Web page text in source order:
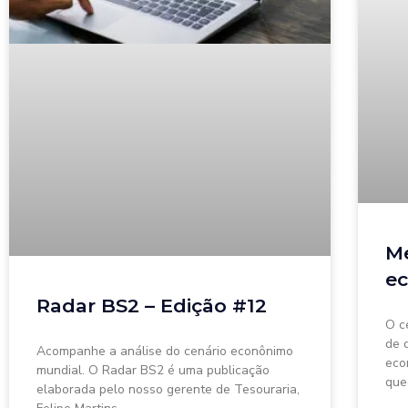
Radar BS2 – Edição #12
Acompanhe a análise do cenário econônimo
mundial. O Radar BS2 é uma publicação
elaborada pelo nosso gerente de Tesouraria,
O
de